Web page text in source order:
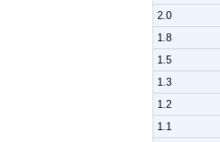
2.0
1.8
1.5
1.3
1.2
1.1